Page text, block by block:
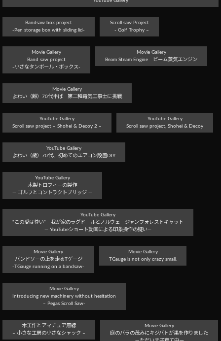
Bandsaw box project
-Pen storage box with sliding lid-
Scroll saw Project
- Golf Trophy –
Movie Gallery
Band saw project
-小さなタンボール・ボックス-
Movie Gallery
Beam Steam Engine ビーム蒸気エンジン
Movie Gallery
よわい（齢）70代半ば 第二種電気工事士に挑戦
YouTube Gallery
Scroll saw project – Shohei & Decoy 2 –
YouTube Gallery
Scroll saw project, Shohei & Decoy
YouTube Gallery
よわい（歳）70代、初めてのエアコン設置DIY
YouTube Gallery
木製トロフィーの製作
― ゴルフとコントラクトブリッジ ―
YouTube Gallery
“この愛は尊い” 我が家のラグドールとノルウェージャンフォレストキャット
― YouTubeショート動画による印象操作の疑い―
Movie Gallery
バンドソーの上を走るTゲージ
-TGauge running on a bandsaw-
Movie Gallery
TGauge is not only crazy small.
Movie Gallery
Introducing new machinery without hesitation
– Pegas Scroll Saw-
木工作とアマチュア無線
– 小さな工房の小さなシャック –
Movie Gallery
庭のバラの茂みにキジバトが巣を作りました